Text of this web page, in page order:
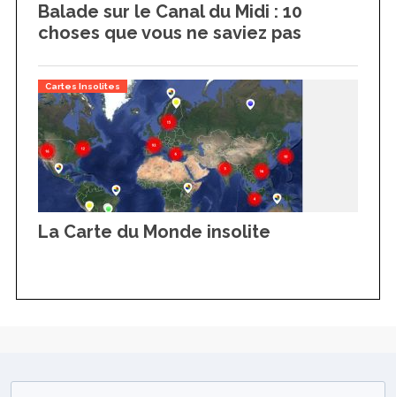
Balade sur le Canal du Midi : 10
choses que vous ne saviez pas
Cartes Insolites
La Carte du Monde insolite